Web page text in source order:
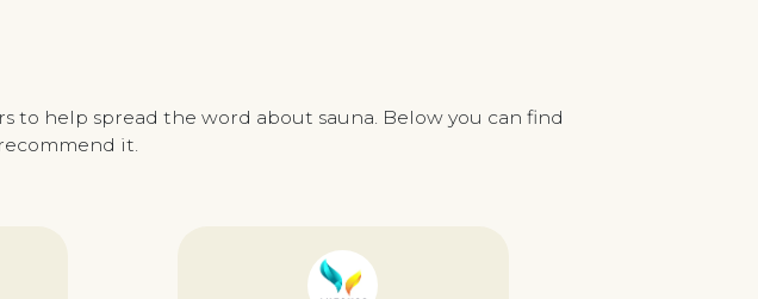
to help spread the word about sauna. Below you can find
it.